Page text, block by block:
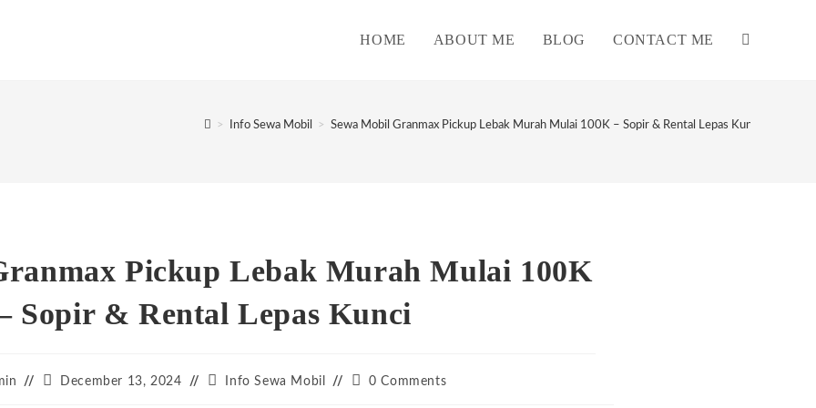
HOME ABOUT ME BLOG CONTACT ME
WEBSITE
> Info Sewa Mobil > Sewa Mobil Granmax Pickup Lebak Murah Mulai 100K – Sopir & Rental Lepas Kunci
Pickup Lebak Murah Mulai 100K
Sopir & Rental Lepas Kunci
PostDecember 13, 2024
PostInfo Sewa Mobil
Post0 Comments